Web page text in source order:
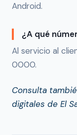
Android.
¿A qué
Al servicio al
0000.
Consulta
digitales de El